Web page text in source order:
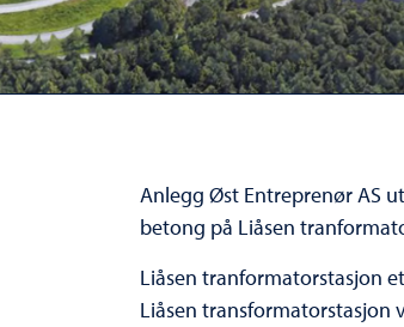
Anlegg Øst Entreprenør AS
betong på Liåsen
Liåsen tranformatorstasjon
Liåsen transformatorstasjon